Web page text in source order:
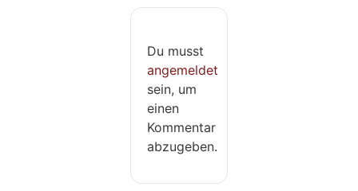
Du musst
angemeldet
sein, um
einen
Kommentar
abzugeben.